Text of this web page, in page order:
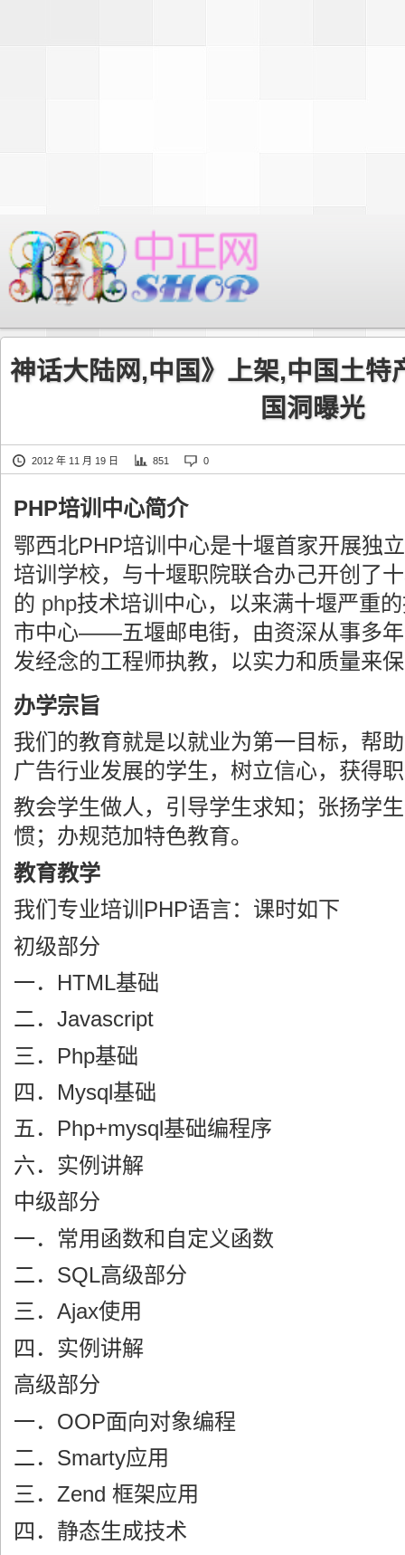
神话大陆网,中国》上架,中国土特
国洞曝光
2012 年 11 月 19 日 851 0
PHP培训中心简介
鄂西北PHP培训中心是十堰首家开展独
培训学校，与十堰职院联合办己开创了
的 php技术培训中心，以来满十堰严重
市中心——五堰邮电街，由资深从事多
发经念的工程师执教，以实力和质量来
办学宗旨
我们的教育就是以就业为第一目标，帮
广告行业发展的学生，树立信心，获得
教会学生做人，引导学生求知；张扬学
惯；办规范加特色教育。
教育教学
我们专业培训PHP语言：课时如下
初级部分
一．HTML基础
二．Javascript
三．Php基础
四．Mysql基础
五．Php+mysql基础编程序
六．实例讲解
中级部分
一．常用函数和自定义函数
二．SQL高级部分
三．Ajax使用
四．实例讲解
高级部分
一．OOP面向对象编程
二．Smarty应用
三．Zend 框架应用
四．静态生成技术